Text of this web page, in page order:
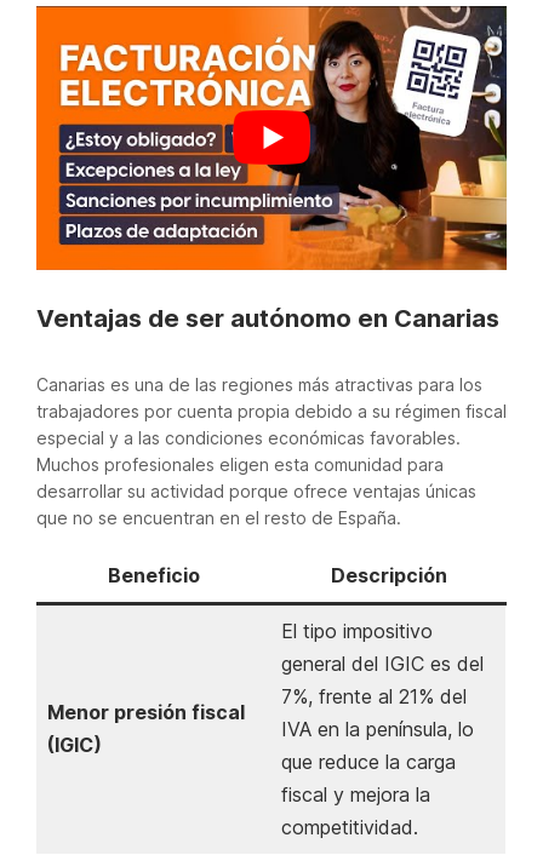
Ventajas de ser autónomo en Canarias
Canarias es una de las regiones más atractivas para los
trabajadores por cuenta propia debido a su régimen fiscal
especial y a las condiciones económicas favorables.
Muchos profesionales eligen esta comunidad para
desarrollar su actividad porque ofrece ventajas únicas
que no se encuentran en el resto de España.
Beneficio Descripción
Menor presión fiscal
(IGIC)
El tipo impositivo
general del IGIC es del
7%, frente al 21% del
IVA en la península, lo
que reduce la carga
fiscal y mejora la
competitividad.